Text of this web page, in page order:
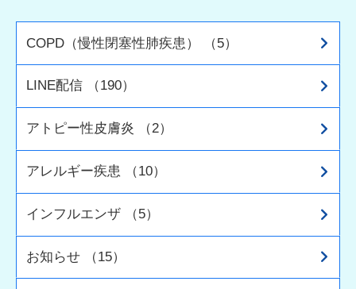
COPD（慢性閉塞性肺疾患） （5）
LINE配信 （190）
アトピー性皮膚炎 （2）
アレルギー疾患 （10）
インフルエンザ （5）
お知らせ （15）